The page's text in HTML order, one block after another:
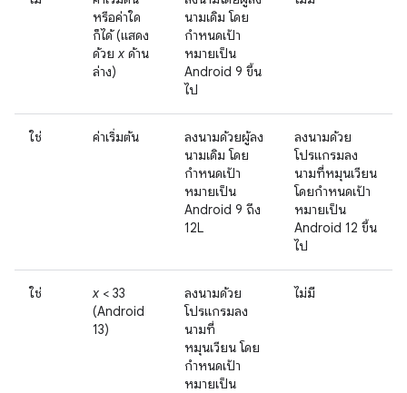
หรือค่าใด
ก็ได้ (แสดง
ด้วยx ด้าน
ล่าง)
นามเดิม โดย
กำหนดเป้า
หมายเป็น
Android 9 ขึ้น
ไป
ใช่ ค่าเริ่มต้น
ลงนามด้วยผู้ลง
นามเดิม โดย
กำหนดเป้า
หมายเป็น
Android 9 ถึง
12L
ลงนามด้วย
โปรแกรมลง
นามที่หมุนเวียน
โดยกำหนดเป้า
หมายเป็น
Android 12 ขึ้น
ไป
ใช่ x < 33
(Android
13)
ลงนามด้วย
โปรแกรมลง
นามที่
หมุนเวียน โดย
กำหนดเป้า
หมายเป็น
ไม่มี